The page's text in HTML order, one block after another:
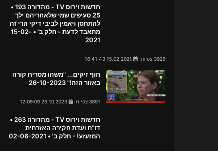
חדשות וירוס TV - מהדורה 193 •
25 סעיפים שמי שלאחריהם ילך
להתחסן ויאמין לביבי דיקי הרי זה
מתאבד לדעת - חלק ב' • 15-02-
2021
3929 צפיות
חוף זיקים... "משהו מסריח קורה
באזור הזה!" 26-10-2023
3851 צפיות
חדשות וירוס TV - מהדורה 263 •
דו"ח ועדת חקירה האזרחית
המזעזע! - חלק ב' • 02-06-2021